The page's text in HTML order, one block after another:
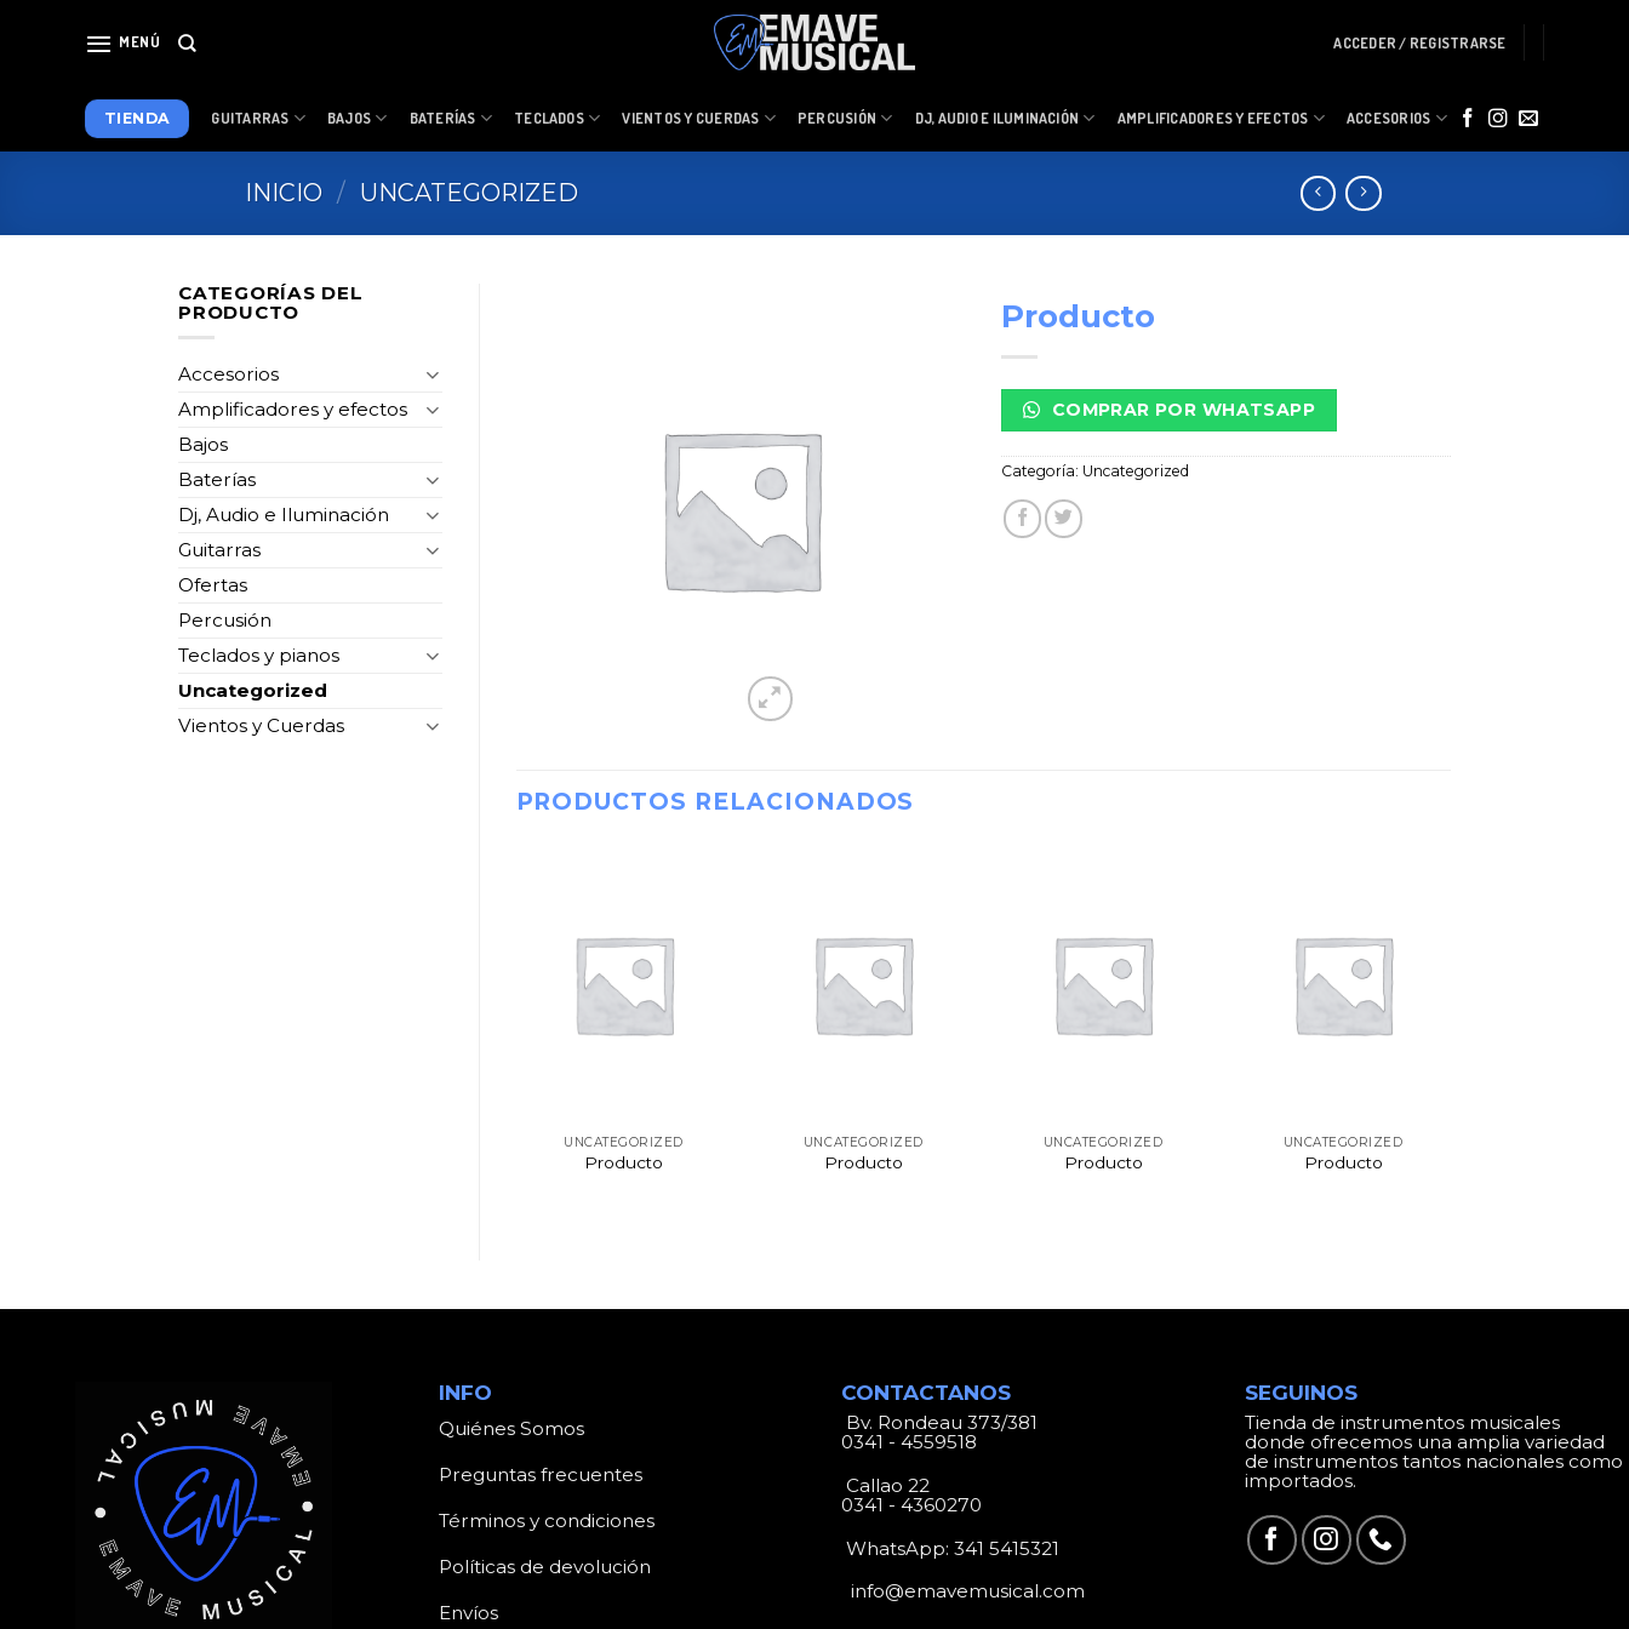
MENÚ ACCEDER / REGISTRARSE
TIENDA GUITARRAS BAJOS BATERÍAS TECLADOS VIENTOS Y CUERDAS PERCUSIÓN DJ, AUDIO E ILUMINACIÓN AMPLIFICADORES Y EFECTOS ACCESORIOS
INICIO / UNCATEGORIZED
CATEGORÍAS DEL
PRODUCTO
Accesorios
Amplificadores y efectos
Bajos
Baterías
Dj, Audio e Iluminación
Guitarras
Ofertas
Percusión
Teclados y pianos
Uncategorized
Vientos y Cuerdas
Producto
COMPRAR POR WHATSAPP
Categoría: Uncategorized
PRODUCTOS RELACIONADOS
UNCATEGORIZED
Producto
UNCATEGORIZED
Producto
UNCATEGORIZED
Producto
UNCATEGORIZED
Producto
INFO
Quiénes Somos
Preguntas frecuentes
Términos y condiciones
Políticas de devolución
Envíos
CONTACTANOS
Bv. Rondeau 373/381
0341 - 4559518
Callao 22
0341 - 4360270
WhatsApp:341 5415321
info@emavemusical.com
SEGUINOS
Tienda de instrumentos musicales
donde ofrecemos una amplia variedad
de instrumentos tantos nacionales como
importados.